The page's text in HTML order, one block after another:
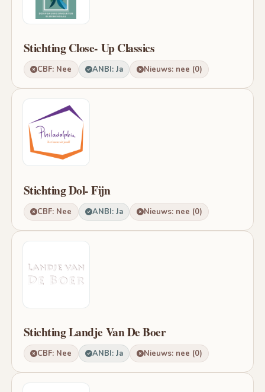
Stichting Close- Up Classics
CBF: Nee ANBI: Ja Nieuws: nee (0)
Stichting Dol- Fijn
CBF: Nee ANBI: Ja Nieuws: nee (0)
Stichting Landje Van De Boer
CBF: Nee ANBI: Ja Nieuws: nee (0)